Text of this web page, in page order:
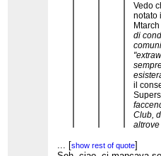
Vedo
notato
Mtarch
di
il
Club,
come
[show rest of quote]